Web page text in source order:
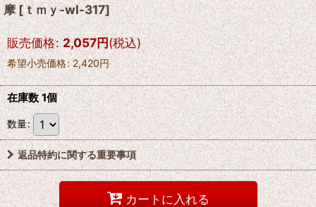
摩[ｔｍｙ-wl-317]
販売価格: 2,057円(税込)
希望小売価格: 2,420円
在庫数 1個
数量:
返品特約に関する重要事項
カートに入れる